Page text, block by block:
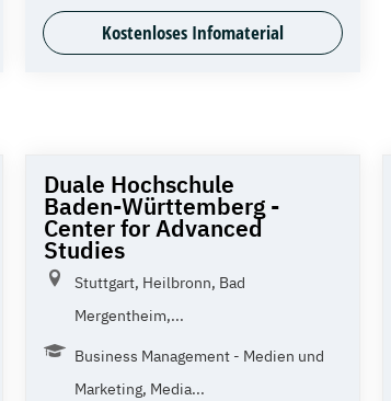
Kostenloses Infomaterial
Duale Hochschule
Baden-Württemberg -
Center for Advanced
Studies
Stuttgart, Heilbronn, Bad
Mergentheim,...
Business Management - Medien und
Marketing, Media...